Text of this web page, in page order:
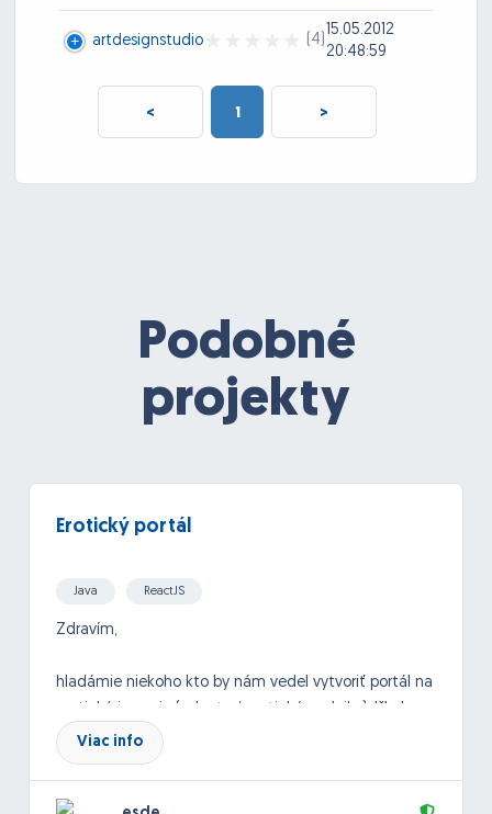
artdesignstudio (4)
15.05.2012
20:48:59
< 1 >
Podobné
projekty
Erotický portál
Java ReactJS
Zdravím,
hladámie niekoho kto by nám vedel vytvoriť portál na
medinárodný inzertný systém, kde by si vedeli
spoločnice zadávať inzeráty. fotky.
Viac info